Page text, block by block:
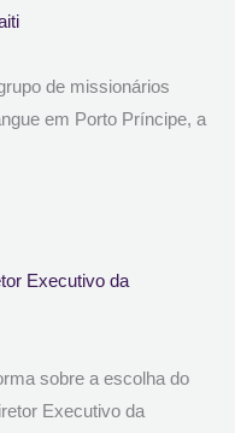
de missionários
em Porto Príncipe, a
Executivo da
sobre a escolha do
Executivo da